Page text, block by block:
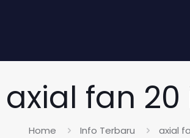
axial fan 20
Home Info Terbaru axial